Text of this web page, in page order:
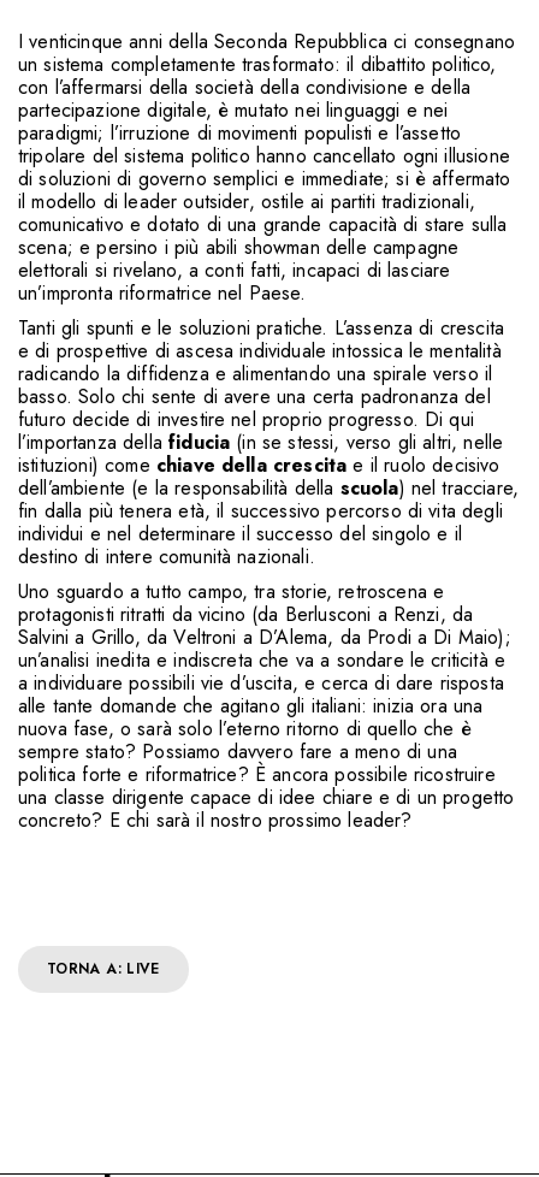
I venticinque anni della Seconda Repubblica ci consegnano
un sistema completamente trasformato: il dibattito politico,
con l’affermarsi della società della condivisione e della
partecipazione digitale, è mutato nei linguaggi e nei
paradigmi; l’irruzione di movimenti populisti e l’assetto
tripolare del sistema politico hanno cancellato ogni illusione
di soluzioni di governo semplici e immediate; si è affermato
il modello di leader outsider, ostile ai partiti tradizionali,
comunicativo e dotato di una grande capacità di stare sulla
scena; e persino i più abili showman delle campagne
elettorali si rivelano, a conti fatti, incapaci di lasciare
un’impronta riformatrice nel Paese.
Tanti gli spunti e le soluzioni pratiche. L’assenza di crescita
e di prospettive di ascesa individuale intossica le mentalità
radicando la diffidenza e alimentando una spirale verso il
basso. Solo chi sente di avere una certa padronanza del
futuro decide di investire nel proprio progresso. Di qui
l’importanza dellafiducia (in se stessi, verso gli altri, nelle
istituzioni) come chiave della crescita e il ruolo decisivo
dell’ambiente (e la responsabilità della scuola) nel tracciare,
fin dalla più tenera età, il successivo percorso di vita degli
individui e nel determinare il successo del singolo e il
destino di intere comunità nazionali.
Uno sguardo a tutto campo, tra storie, retroscena e
protagonisti ritratti da vicino (da Berlusconi a Renzi, da
Salvini a Grillo, da Veltroni a D’Alema, da Prodi a Di Maio);
un’analisi inedita e indiscreta che va a sondare le criticità e
a individuare possibili vie d’uscita, e cerca di dare risposta
alle tante domande che agitano gli italiani: inizia ora una
nuova fase, o sarà solo l’eterno ritorno di quello che è
sempre stato? Possiamo davvero fare a meno di una
politica forte e riformatrice? È ancora possibile ricostruire
una classe dirigente capace di idee chiare e di un progetto
concreto? E chi sarà il nostro prossimo leader?
TORNA A: LIVE